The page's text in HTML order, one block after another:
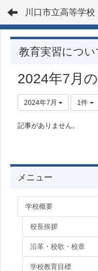
川口市立高等学校
教育実習につい
2024年7月
2024年7月 1件
記事がありません。
メニュー
学校概要
校長挨拶
沿革・校歌・校章
学校教育目標